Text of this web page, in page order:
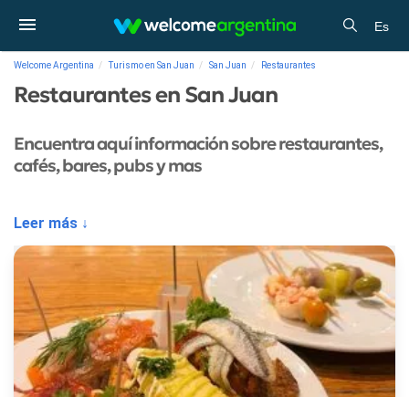
Es
Welcome Argentina Turismo en San Juan San Juan Restaurantes
Restaurantes en San Juan
Encuentra aquí información sobre restaurantes,
cafés, bares, pubs y mas
Leer más ↓